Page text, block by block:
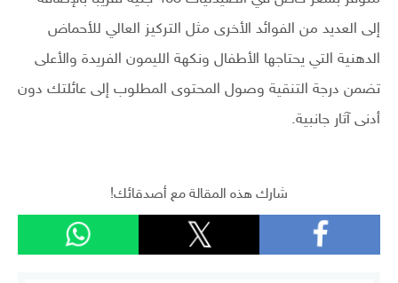
إلى العديد من الفوائد الأخرى مثل التركيز العالي للأحماض
الدهنية التي يحتاجها الأطفال ونكهة الليمون الفريدة والأعلى
تضمن درجة التنقية وصول المحتوى المطلوب إلى عائلتك دون
أدنى آثار جانبية.
شارك هذه المقالة مع أصدقائك!